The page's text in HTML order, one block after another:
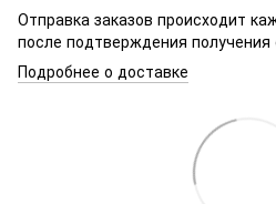
Отправка заказов происходит
после подтверждения получения
Подробнее о доставке